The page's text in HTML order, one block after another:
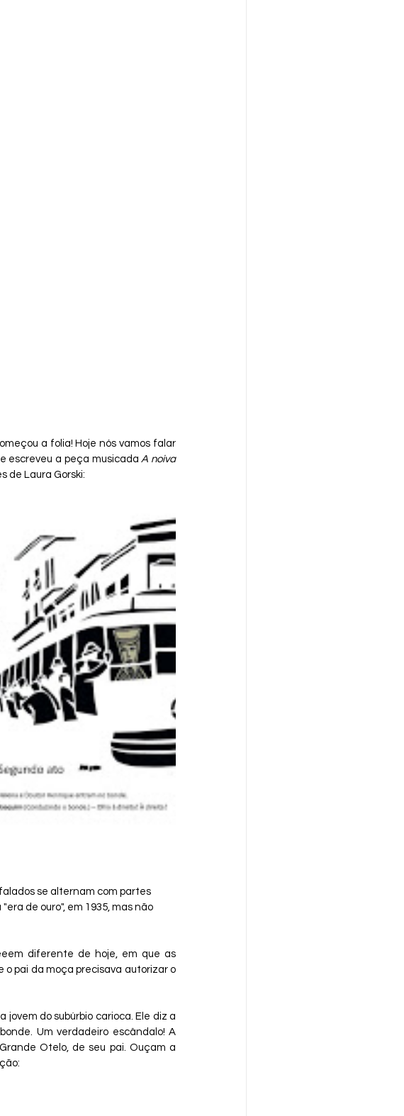
a folia! Hoje nós vamos falar
escreveu a peça musicada A noiva
de Laura Gorski:
se alternam com partes
de ouro", em 1935, mas não
diferente de hoje, em que as
o pai da moça precisava autorizar o
do subúrbio carioca. Ele diz a
Um verdadeiro escândalo! A
Otelo, de seu pai. Ouçam a